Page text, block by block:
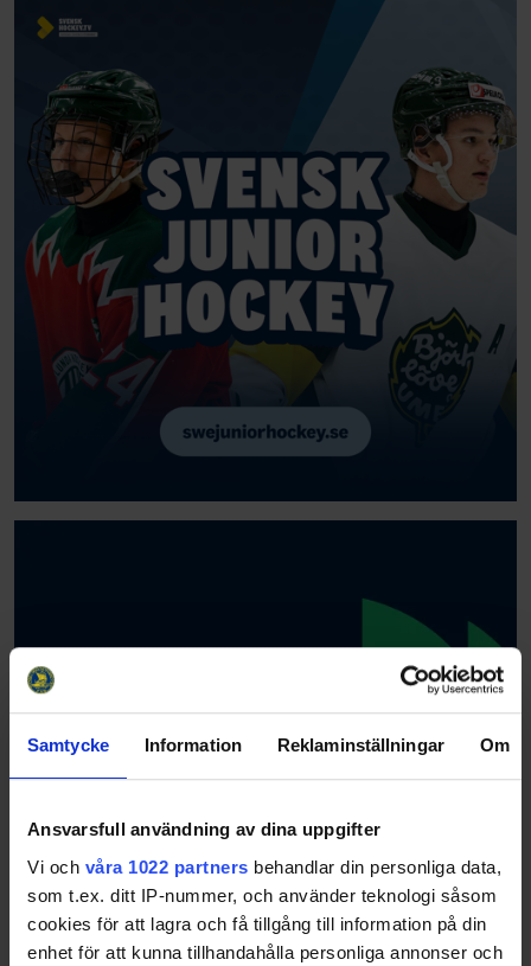
Samtycke Information Reklaminställningar Om
Ansvarsfull användning av dina uppgifter
Vi och våra 1022 partners behandlar din personliga data,
som t.ex. ditt IP-nummer, och använder teknologi såsom
cookies för att lagra och få tillgång till information på din
enhet för att kunna tillhandahålla personliga annonser och